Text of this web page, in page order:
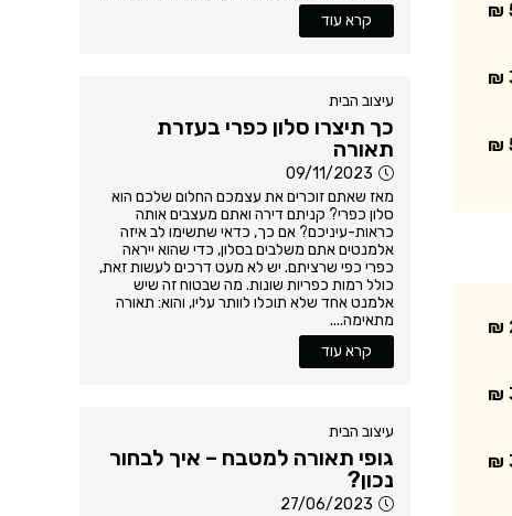
קרא עוד
עיצוב הבית
כך תיצרו סלון כפרי בעזרת
תאורה
09/11/2023
מאז שאתם זוכרים את עצמכם החלום שלכם הוא
סלון כפרי? קניתם דירה ואתם מעצבים אותה
כראות-עיניכם? אם כך, כדאי שתשימו לב איזה
אלמנטים אתם משלבים בסלון, כדי שהוא ייראה
כפרי כפי שרציתם. יש לא מעט דרכים לעשות זאת,
כולל רמות כפריות שונות. מה שבטוח זה שיש
אלמנט אחד שלא תוכלו לוותר עליו, והוא: תאורה
מתאימה....
קרא עוד
עיצוב הבית
גופי תאורה למטבח – איך לבחור
נכון?
27/06/2023